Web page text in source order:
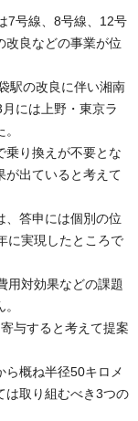
7号線、8号線、12号
改良などの事業が位
駅の改良に伴い湘南
には上野・東京ラ
乗り換えが不要とな
が出ていると考えて
、答申には個別の位
に実現したところで
用対効果などの課題
与すると考えて提案
ら概ね半径50キロメ
は取り組むべき3つの